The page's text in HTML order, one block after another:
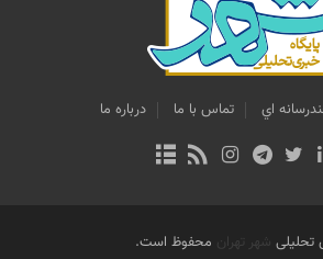
اي تماس با ما درباره ما
تحلیلی شهر تهران محفوظ است.